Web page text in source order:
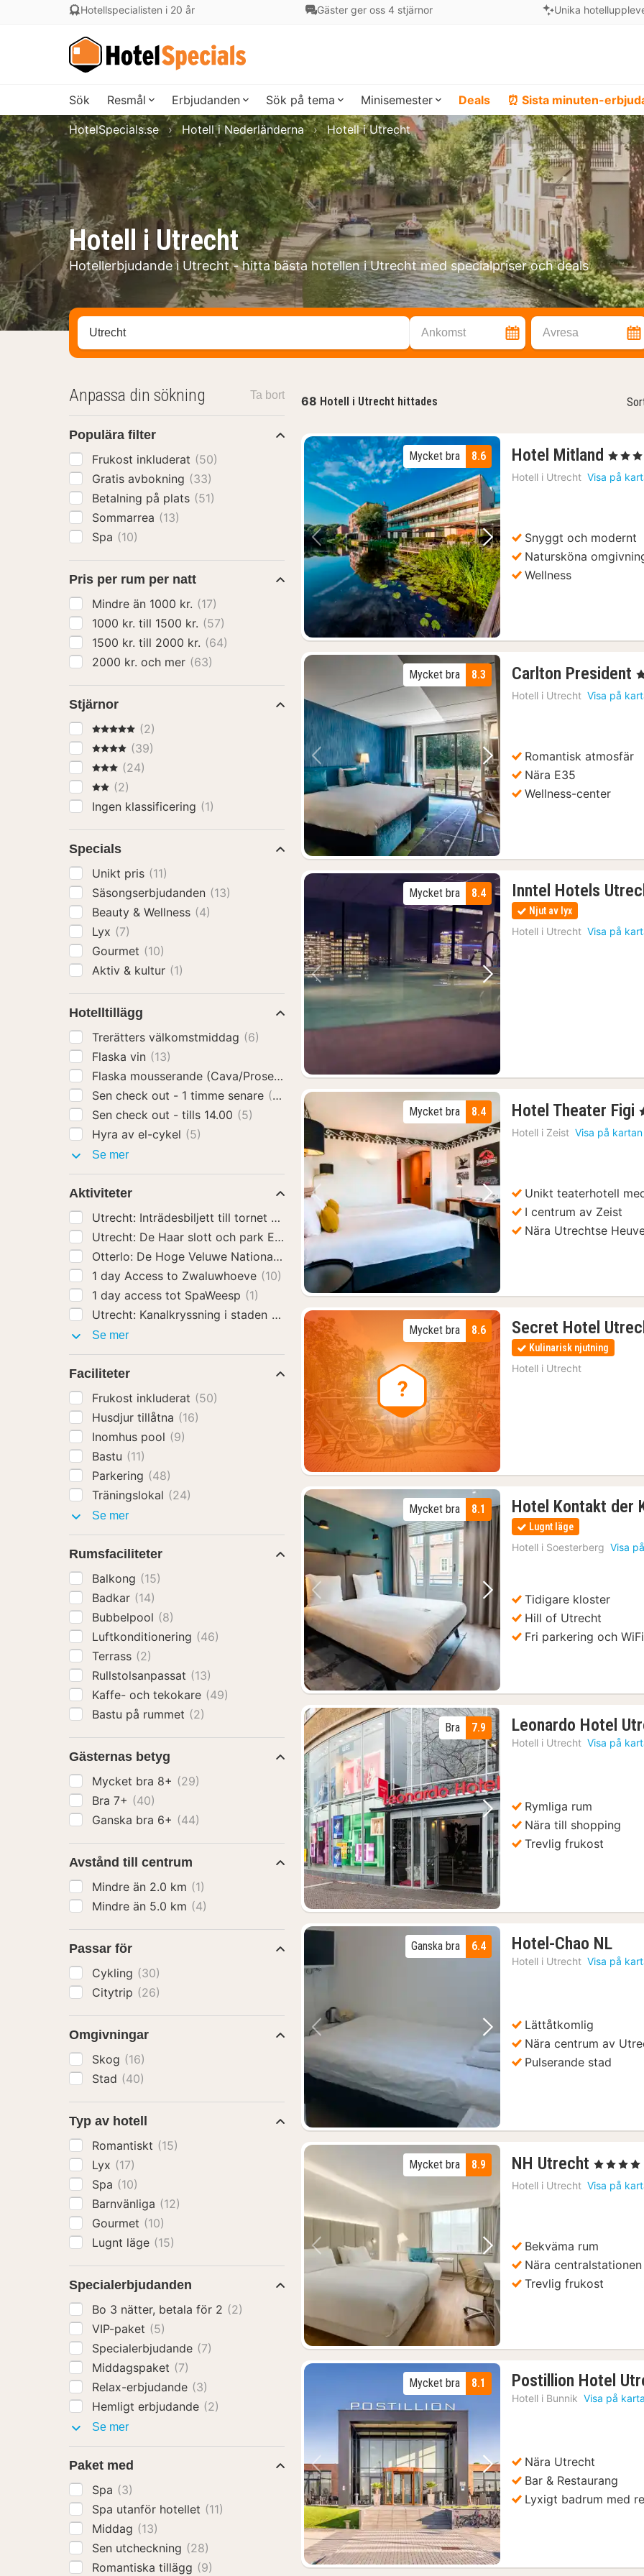
Hotellspecialisten i 20 år Gäster ger oss 4 stjärnor Unika
Sök Resmål Erbjudanden Sök på tema Minisemester Deals ⏰ Sista minuten-
Hotell i Utrecht
Hotellerbjudande i Utrecht - hitta bästa hotellen i Utrecht med specialpriser och deals
HotelSpecials.se Hotell i Nederländerna Hotell i Utrecht
Sök efter hotell, område eller stad Ankomst Avresa
68 Hotell i Utrecht hittades
Föregående bild Nästa bild
8.6
Mycket bra Hotel Mitland 1
natt
från
, 4
Hotell i Utrecht Visa på
Snyggt och modernt
Natursköna
Wellness
Föregående bild Nästa bild
8.3
Mycket bra Carlton President 1
,
Hotell i Utrecht Visa på
Romantisk atmosfär
Nära E35
Wellness-center
Föregående bild Nästa bild
8.4
Mycket bra Inntel Hotels
Njut av lyx
Hotell i Utrecht Visa på
Föregående bild Nästa bild
8.4
Mycket bra Hotel Theater Figi ,
Hotell i Zeist Visa på kartan
Unikt teaterhotell
I centrum av Zeist
Nära Utrechtse
8.6
Mycket bra Secret Hotel
Kulinarisk njutning
Hotell i Utrecht
Föregående bild Nästa bild
8.1
Mycket bra Hotel Kontakt der
Lugnt läge
Hotell i Soesterberg Visa
Tidigare kloster
Hill of Utrecht
Fri parkering och WiFi
Föregående bild Nästa bild
7.9
Bra Leonardo Hotel
Hotell i Utrecht Visa på
Rymliga rum
Nära till shopping
Trevlig frukost
Föregående bild Nästa bild
6.4
Ganska bra Hotel-Chao NL1
natt
Hotell i Utrecht Visa på
Lättåtkomlig
Nära centrum av
Pulserande stad
Föregående bild Nästa bild
8.9
Mycket bra NH Utrecht 2
nätter
för
, 4 Stjärnor
Hotell i Utrecht Visa på
Bekväma rum
Nära centralstationen
Trevlig frukost
Föregående bild Nästa bild
8.1
Mycket bra Postillion Hotel
Hotell i Bunnik Visa på
Nära Utrecht
Bar & Restaurang
Lyxigt badrum med
Anpassa din sökning Ta bort
Populära filter
Frukost inkluderat (50)
Gratis avbokning (33)
Betalning på plats (51)
Sommarrea (13)
Spa (10)
Pris per rum per natt
Mindre än 1000 kr. (17)
1000 kr. till 1500 kr. (57)
1500 kr. till 2000 kr. (64)
2000 kr. och mer (63)
Stjärnor
5 Stjärnor(2)
4 Stjärnor
(39)
3 Stjärnor
(24)
2 Stjärnor
(2)
Ingen klassificering (1)
Specials
Unikt pris (11)
Säsongserbjudanden (13)
Beauty & Wellness (4)
Lyx (7)
Gourmet (10)
Aktiv & kultur (1)
Hotelltillägg
Trerätters välkomstmiddag (6)
Flaska vin (13)
Flaska mousserande (Cava/Prosecco) (11)
Sen check out - 1 timme senare (9)
Sen check out - tills 14.00 (5)
Hyra av el-cykel (5)
Se merHotelltillägg
Aktiviteter
Utrecht: Inträdesbiljett till tornet Dom och guidad tur(30)
Utrecht: De Haar slott och park Entrébiljett(28)
Otterlo: De Hoge Veluwe National Park Inträdesbiljett
(1)
1 day Access to Zwaluwhoeve (10)
1 day access tot SpaWeesp (1)
Utrecht: Kanalkryssning i staden (30)
Se merAktiviteter
Faciliteter
Frukost inkluderat (50)
Husdjur tillåtna (16)
Inomhus pool (9)
Bastu (11)
Parkering (48)
Träningslokal (24)
Se merFaciliteter
Rumsfaciliteter
Balkong (15)
Badkar (14)
Bubbelpool (8)
Luftkonditionering (46)
Terrass (2)
Rullstolsanpassat (13)
Kaffe- och tekokare (49)
Bastu på rummet (2)
Gästernas betyg
Mycket bra 8+ (29)
Bra 7+ (40)
Ganska bra 6+ (44)
Avstånd till centrum
Mindre än 2.0 km (1)
Mindre än 5.0 km (4)
Passar för
Cykling (30)
Citytrip (26)
Omgivningar
Skog (16)
Stad (40)
Typ av hotell
Romantiskt (15)
Lyx (17)
Spa (10)
Barnvänliga (12)
Gourmet (10)
Lugnt läge (15)
Specialerbjudanden
Bo 3 nätter, betala för 2 (2)
VIP-paket (5)
Specialerbjudande (7)
Middagspaket (7)
Relax-erbjudande (3)
Hemligt erbjudande (2)
Se merSpecialerbjudanden
Paket med
Spa (3)
Spa utanför hotellet (11)
Middag (13)
Sen utcheckning (28)
Romantiska tillägg (9)